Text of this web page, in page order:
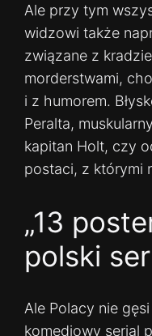
Ale przy tym
widzowi także
związane z
morderstwami,
i z humorem.
Peralta,
kapitan Holt, czy
postaci, z którymi
„13
polski
Ale Polacy nie
komediowy serial